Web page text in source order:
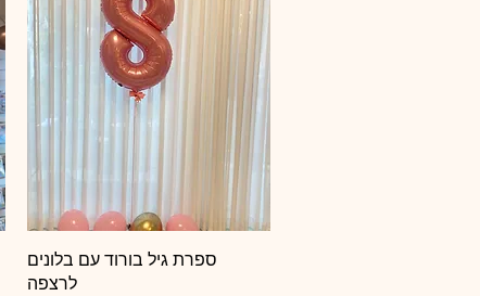
תצוגה מהירה
ספרת גיל בורוד עם בלונים
לרצפה